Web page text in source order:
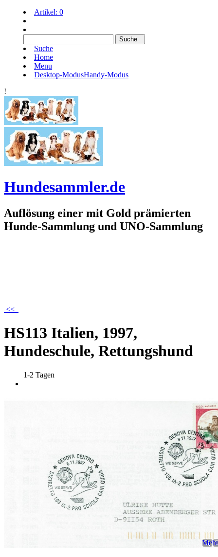
Artikel: 0
Suche
Home
Menu
Desktop-ModusHandy-Modus
!
Hundesammler.de
Auflösung einer mit Gold prämierten
Hunde-Sammlung und UNO-Sammlung
<<
HS113 Italien, 1997,
Hundeschule, Rettungshund
1-2 Tagen